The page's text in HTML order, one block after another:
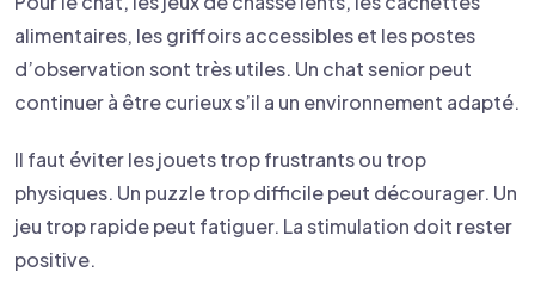
alimentaires, les griffoirs accessibles et les postes
d’observation sont très utiles. Un chat senior peut
continuer à être curieux s’il a un environnement adapté.
Il faut éviter les jouets trop frustrants ou trop
physiques. Un puzzle trop difficile peut décourager. Un
jeu trop rapide peut fatiguer. La stimulation doit rester
positive.